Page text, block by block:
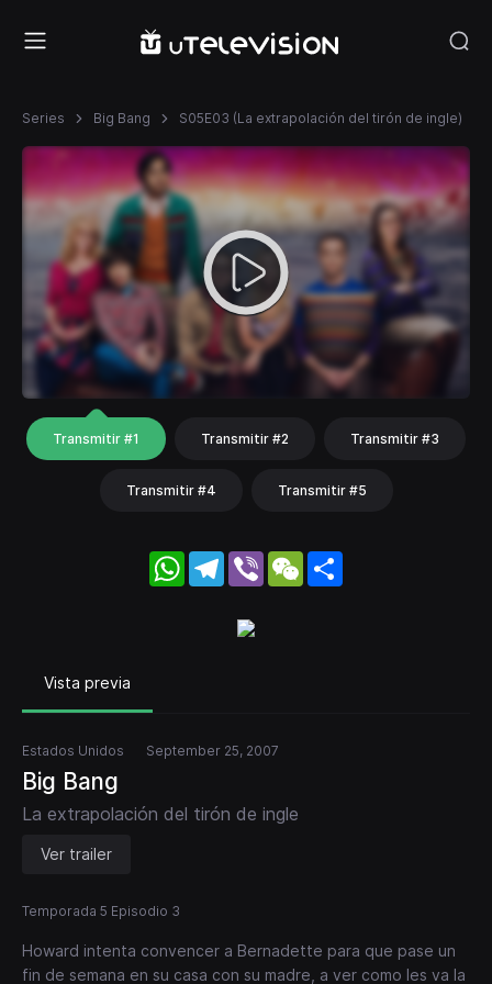
Series Big Bang S05E03 (La extrapolación del tirón de ingle)
Transmitir #1 Transmitir #2 Transmitir #3
Transmitir #4 Transmitir #5
WhatsApp
Telegram
Viber WeChat
Vista previa
Estados Unidos September 25, 2007
Big Bang
La extrapolación del tirón de ingle
Ver trailer
Temporada 5 Episodio 3
Howard intenta convencer a Bernadette para que pase un
fin de semana en su casa con su madre, a ver como les va la